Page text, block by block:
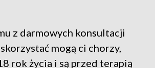
z darmowych konsultacji
mogą ci chorzy,
rok życia i są przed terapią